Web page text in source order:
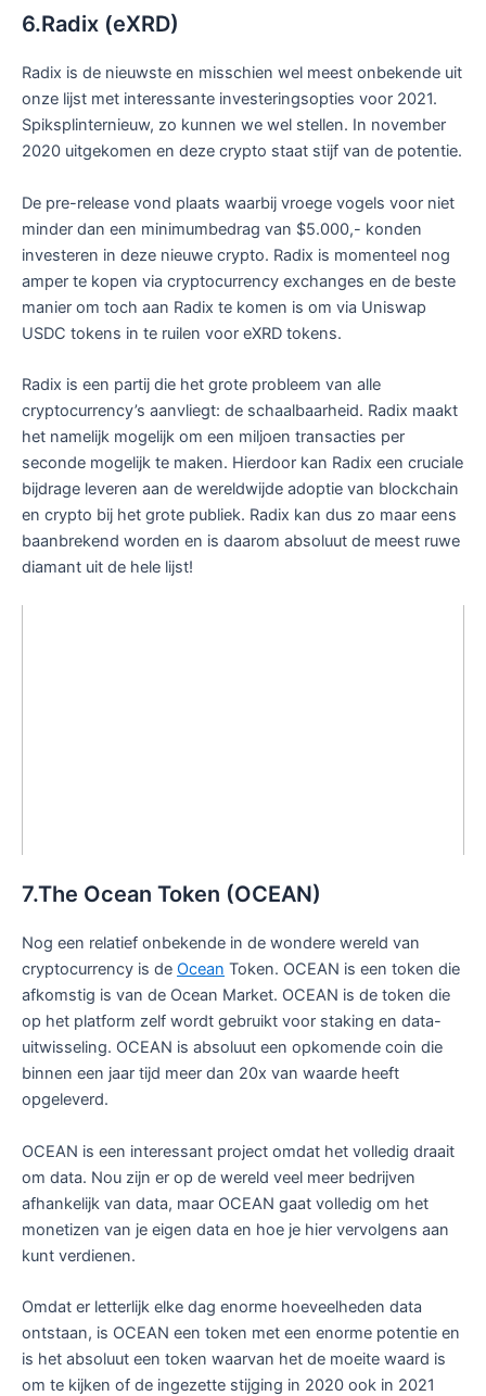
6.Radix (eXRD)
Radix is de nieuwste en misschien wel meest onbekende uit
onze lijst met interessante investeringsopties voor 2021.
Spiksplinternieuw, zo kunnen we wel stellen. In november
2020 uitgekomen en deze crypto staat stijf van de potentie.
De pre-release vond plaats waarbij vroege vogels voor niet
minder dan een minimumbedrag van $5.000,- konden
investeren in deze nieuwe crypto. Radix is momenteel nog
amper te kopen via cryptocurrency exchanges en de beste
manier om toch aan Radix te komen is om via Uniswap
USDC tokens in te ruilen voor eXRD tokens.
Radix is een partij die het grote probleem van alle
cryptocurrency’s aanvliegt: de schaalbaarheid. Radix maakt
het namelijk mogelijk om een miljoen transacties per
seconde mogelijk te maken. Hierdoor kan Radix een cruciale
bijdrage leveren aan de wereldwijde adoptie van blockchain
en crypto bij het grote publiek. Radix kan dus zo maar eens
baanbrekend worden en is daarom absoluut de meest ruwe
diamant uit de hele lijst!
7.The Ocean Token (OCEAN)
Nog een relatief onbekende in de wondere wereld van
cryptocurrency is de Ocean Token. OCEAN is een token die
afkomstig is van de Ocean Market. OCEAN is de token die
op het platform zelf wordt gebruikt voor staking en data-
uitwisseling. OCEAN is absoluut een opkomende coin die
binnen een jaar tijd meer dan 20x van waarde heeft
opgeleverd.
OCEAN is een interessant project omdat het volledig draait
om data. Nou zijn er op de wereld veel meer bedrijven
afhankelijk van data, maar OCEAN gaat volledig om het
monetizen van je eigen data en hoe je hier vervolgens aan
kunt verdienen.
Omdat er letterlijk elke dag enorme hoeveelheden data
ontstaan, is OCEAN een token met een enorme potentie en
is het absoluut een token waarvan het de moeite waard is
om te kijken of de ingezette stijging in 2020 ook in 2021